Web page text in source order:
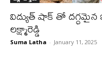
విద్యుత్ షాక్ తో దగ్ధమైన
లక్ష్మారెడ్డి
Suma Latha - January 11, 2025